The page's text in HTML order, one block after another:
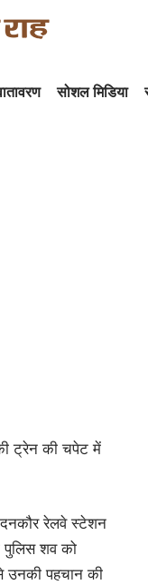
सोशल मिडिया
ट्रेन की चपेट में
दनकौर रेलवे स्टेशन
पुलिस शव को
उनकी पहचान की